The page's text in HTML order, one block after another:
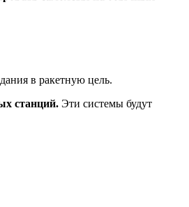
в ракетную цель.
станций. Эти системы будут